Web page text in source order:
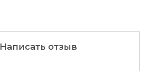
Написать отзыв